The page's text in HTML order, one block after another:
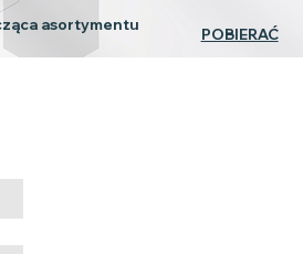
asortymentu
POBIERAĆ